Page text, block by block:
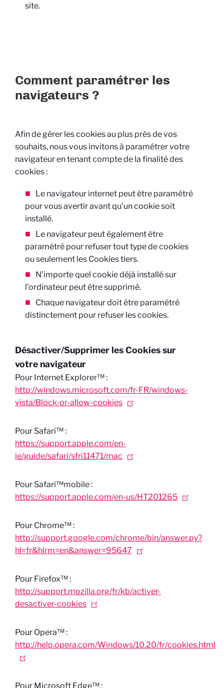
site.
Comment paramétrer les
navigateurs ?
Afin de gérer les cookies au plus près de vos
souhaits, nous vous invitons à paramétrer votre
navigateur en tenant compte de la finalité des
cookies :
Le navigateur internet peut être paramétré
pour vous avertir avant qu’un cookie soit
installé.
Le navigateur peut également être
paramétré pour refuser tout type de cookies
ou seulement les Cookies tiers.
N’importe quel cookie déjà installé sur
l’ordinateur peut être supprimé.
Chaque navigateur doit être paramétré
distinctement pour refuser les cookies.
Désactiver/Supprimer les Cookies sur
votre navigateur
Pour Internet Explorer™ :
http://windows.microsoft.com/fr-FR/windows-
vista/Block-or-allow-cookies
Pour Safari™ :
https://support.apple.com/en-
ie/guide/safari/sfri11471/mac
Pour Safari™mobile :
https://support.apple.com/en-us/HT201265
Pour Chrome™ :
http://support.google.com/chrome/bin/answer.py?
hl=fr&hlrm=en&answer=95647
Pour Firefox™ :
http://support.mozilla.org/fr/kb/activer-
desactiver-cookies
Pour Opera™ :
http://help.opera.com/Windows/10.20/fr/cookies.html
Pour Microsoft Edge™ :